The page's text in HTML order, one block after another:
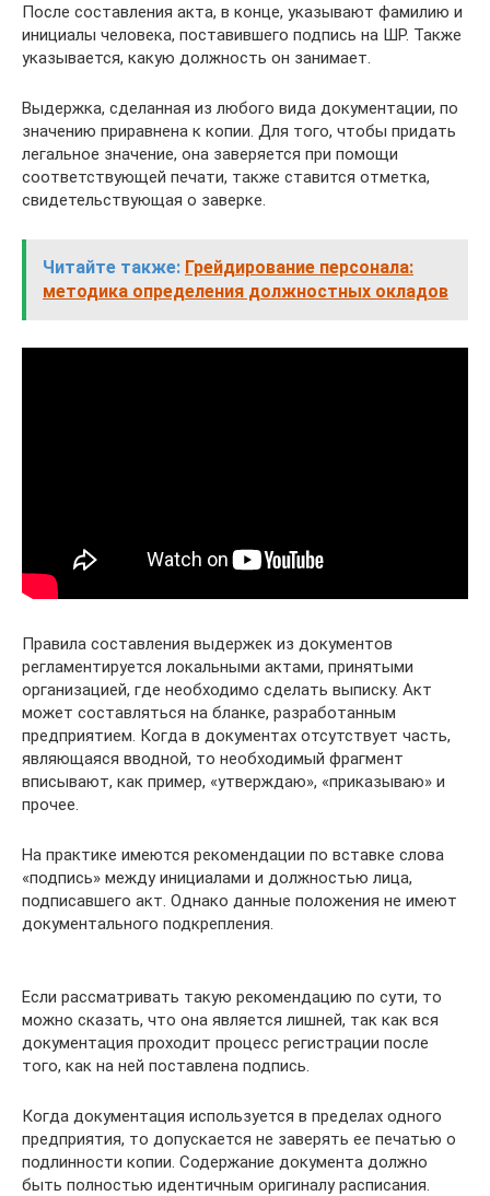
После составления акта, в конце, указывают фамилию и
инициалы человека, поставившего подпись на ШР. Также
указывается, какую должность он занимает.
Выдержка, сделанная из любого вида документации, по
значению приравнена к копии. Для того, чтобы придать
легальное значение, она заверяется при помощи
соответствующей печати, также ставится отметка,
свидетельствующая о заверке.
Читайте также: Грейдирование персонала:
методика определения должностных окладов
Правила составления выдержек из документов
регламентируется локальными актами, принятыми
организацией, где необходимо сделать выписку. Акт
может составляться на бланке, разработанным
предприятием. Когда в документах отсутствует часть,
являющаяся вводной, то необходимый фрагмент
вписывают, как пример, «утверждаю», «приказываю» и
прочее.
На практике имеются рекомендации по вставке слова
«подпись» между инициалами и должностью лица,
подписавшего акт. Однако данные положения не имеют
документального подкрепления.
Если рассматривать такую рекомендацию по сути, то
можно сказать, что она является лишней, так как вся
документация проходит процесс регистрации после
того, как на ней поставлена подпись.
Когда документация используется в пределах одного
предприятия, то допускается не заверять ее печатью о
подлинности копии. Содержание документа должно
быть полностью идентичным оригиналу расписания.